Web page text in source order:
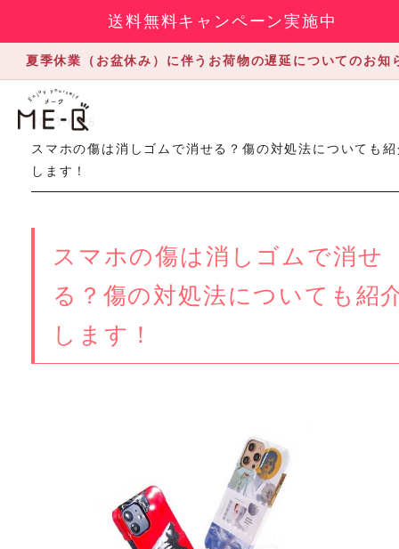
送料無料キャンペーン実施中
夏季休業（お盆休み）に伴うお荷物の遅延についてのお知
2023.6.26
スマホの傷は消しゴムで消せる？傷の対処法についても
します！
スマホの傷は消しゴムで消せ
る？傷の対処法についても紹
します！